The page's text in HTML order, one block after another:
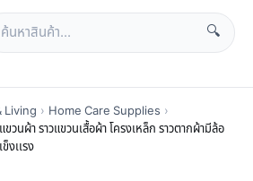
🔍
Living › Home Care Supplies ›
ขวนผ้า ราวแขวนเสื้อผ้า โครงเหล็ก ราวตากผ้ามีล้อ
งเเรง